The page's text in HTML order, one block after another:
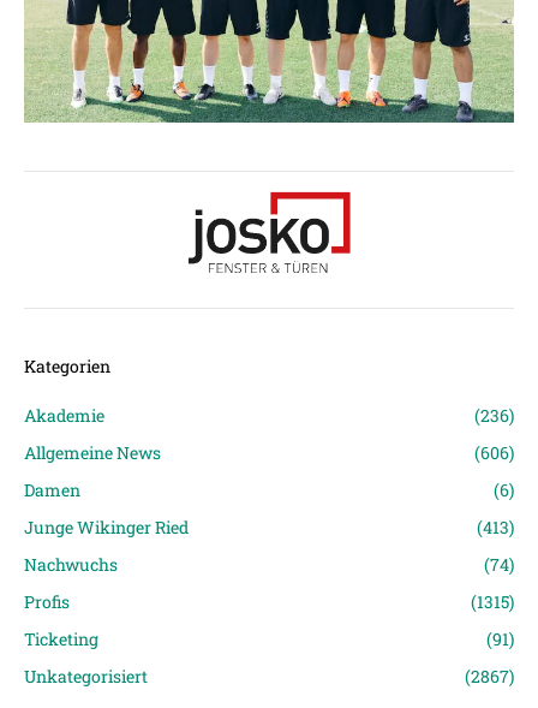
Kategorien
Akademie
(236)
Allgemeine News
(606)
Damen
(6)
Junge Wikinger Ried
(413)
Nachwuchs
(74)
Profis
(1315)
Ticketing
(91)
Unkategorisiert
(2867)